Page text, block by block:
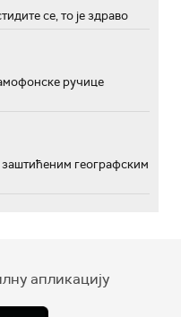
се, то је здраво
ручице
географским
апликацију